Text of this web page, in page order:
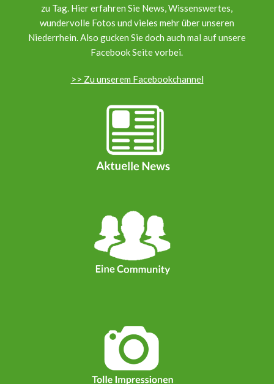
zu Tag. Hier erfahren Sie News, Wissenswertes,
wundervolle Fotos und vieles mehr über unseren
Niederrhein. Also gucken Sie doch auch mal auf unsere
Facebook Seite vorbei.
>> Zu unserem Facebookchannel